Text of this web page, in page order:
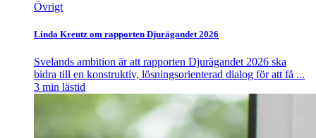
Övrigt
Linda Kreutz om rapporten Djurägandet 2026
Svelands ambition är att rapporten Djurägandet 2026 ska
bidra till en konstruktiv, lösningsorienterad dialog för att få ...
3 min lästid